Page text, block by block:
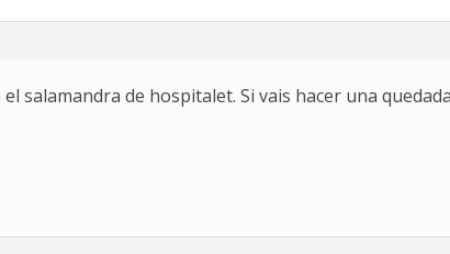
salamandra de hospitalet. Si vais hacer una